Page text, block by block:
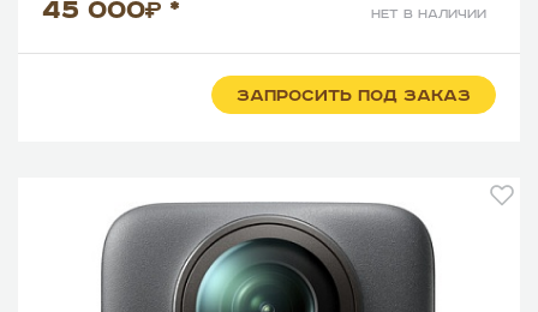
45 000 * нет в наличии
ЗАПРОСИТЬ ПОД ЗАКАЗ